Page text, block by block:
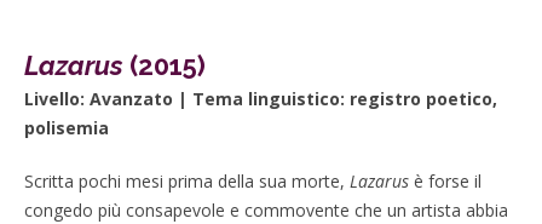
Lazarus (2015)
Livello: Avanzato | Tema linguistico: registro poetico,
polisemia
Scritta pochi mesi prima della sua morte, Lazarus è forse il
congedo più consapevole e commovente che un artista abbia